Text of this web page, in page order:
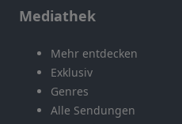
Mediathek
Mehr entdecken
Exklusiv
Genres
Alle Sendungen